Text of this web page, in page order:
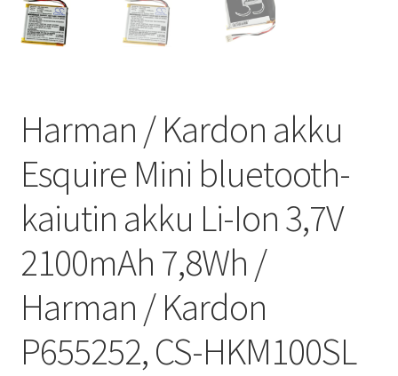
Harman / Kardon akku
Esquire Mini bluetooth-
kaiutin akku Li-Ion 3,7V
2100mAh 7,8Wh /
Harman / Kardon
P655252, CS-HKM100SL